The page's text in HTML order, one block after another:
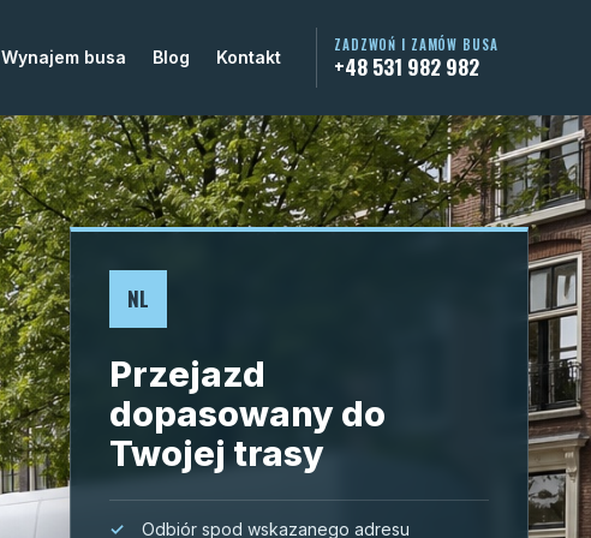
Wynajem busa Blog Kontakt
ZADZWOŃ I ZAMÓW BUSA
+48 531 982 982
NL
Przejazd
dopasowany do
Twojej trasy
Odbiór spod wskazanego adresu